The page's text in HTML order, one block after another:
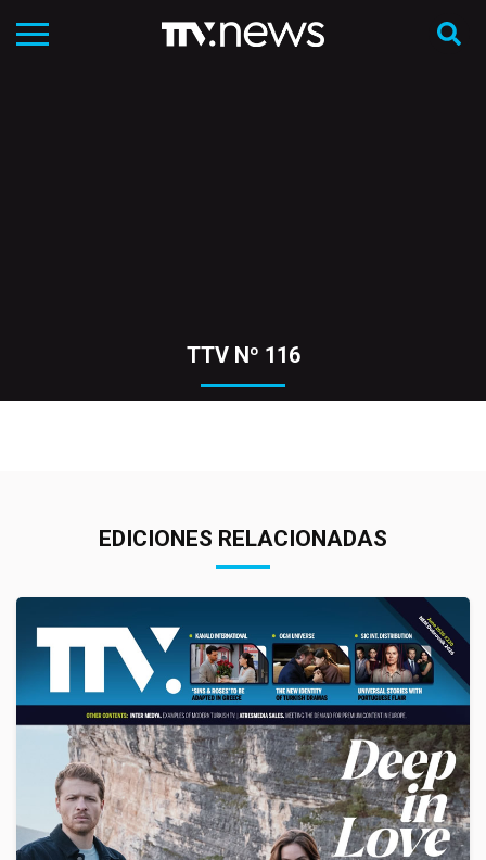
TTV Nº 116
EDICIONES RELACIONADAS